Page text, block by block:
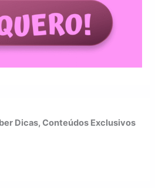
Dicas, Conteúdos Exclusivos